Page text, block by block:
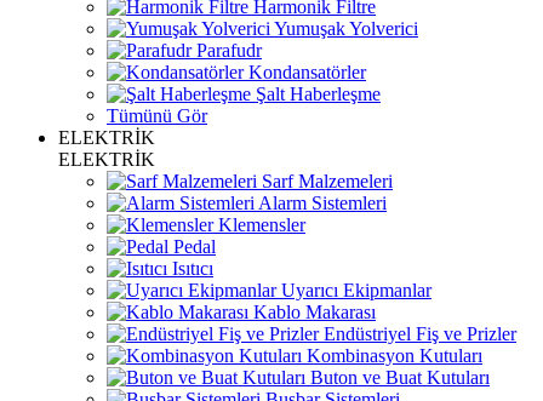
Harmonik Filtre
Yumuşak Yolverici
Parafudr
Kondansatörler
Şalt Haberleşme
Tümünü Gör
ELEKTRİK
ELEKTRİK
Sarf Malzemeleri
Alarm Sistemleri
Klemensler
Pedal
Isıtıcı
Uyarıcı Ekipmanlar
Kablo Makarası
Endüstriyel Fiş ve Prizler
Kombinasyon Kutuları
Buton ve Buat Kutuları